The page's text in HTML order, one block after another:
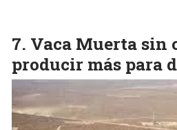
Vaca Muerta sin
producir más para